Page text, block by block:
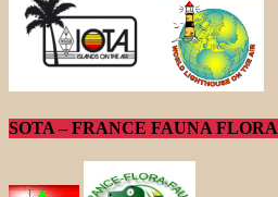
SOTA – FRANCE FAUNA FLORA